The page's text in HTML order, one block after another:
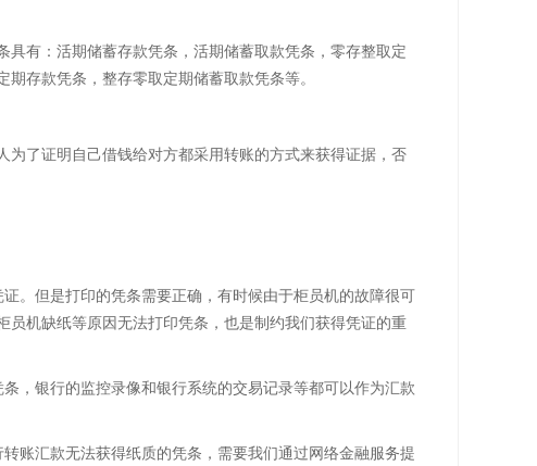
有：活期储蓄存款凭条，活期储蓄取款凭条，零存整取定
存款凭条，整存零取定期储蓄取款凭条等。
了证明自己借钱给对方都采用转账的方式来获得证据，否
。但是打印的凭条需要正确，有时候由于柜员机的故障很可
机缺纸等原因无法打印凭条，也是制约我们获得凭证的重
，银行的监控录像和银行系统的交易记录等都可以作为汇款
账汇款无法获得纸质的凭条，需要我们通过网络金融服务提